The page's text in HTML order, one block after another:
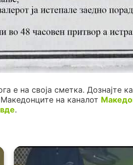
е на своја сметка. Дознајте
на каналот
.